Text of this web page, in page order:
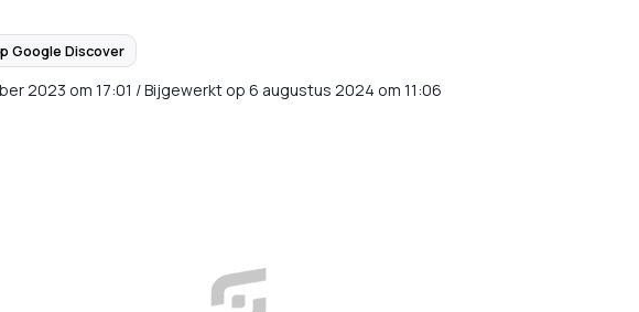
Google Discover
2023 om 17:01 /Bijgewerkt op 6 augustus 2024 om 11:06